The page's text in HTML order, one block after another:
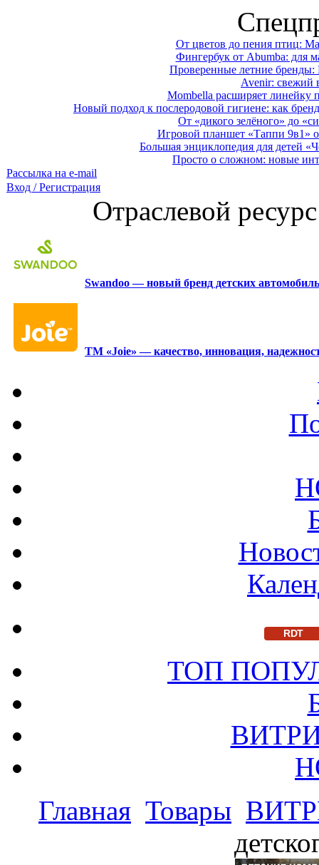
От цветов до пения птиц:
Фингербук от Abumba: для
Проверенные летние
Avenir: свежий
Mombella расширяет линейку
Новый подход к послеродовой гигиене: как
От «дикого зелёного» до
Игровой планшет «Таппи 9в1»
Большая энциклопедия для детей
Просто о сложном: новые
Рассылка на e-mail
Вход / Регистрация
Отраслевой
Swandoo — новый бренд детских
ТМ «Joie» — качество, инновация,
RDT
ТОП
Главная Товары